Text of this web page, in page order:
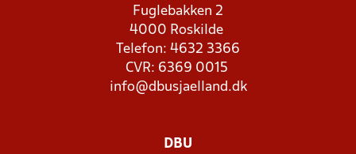
Fuglebakken 2
4000 Roskilde
Telefon: 4632 3366
CVR: 6369 0015
info@dbusjaelland.dk
DBU